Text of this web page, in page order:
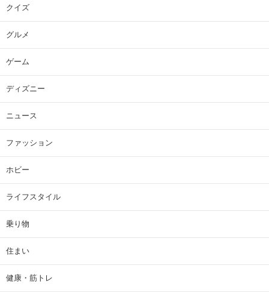
クイズ
グルメ
ゲーム
ディズニー
ニュース
ファッション
ホビー
ライフスタイル
乗り物
住まい
健康・筋トレ